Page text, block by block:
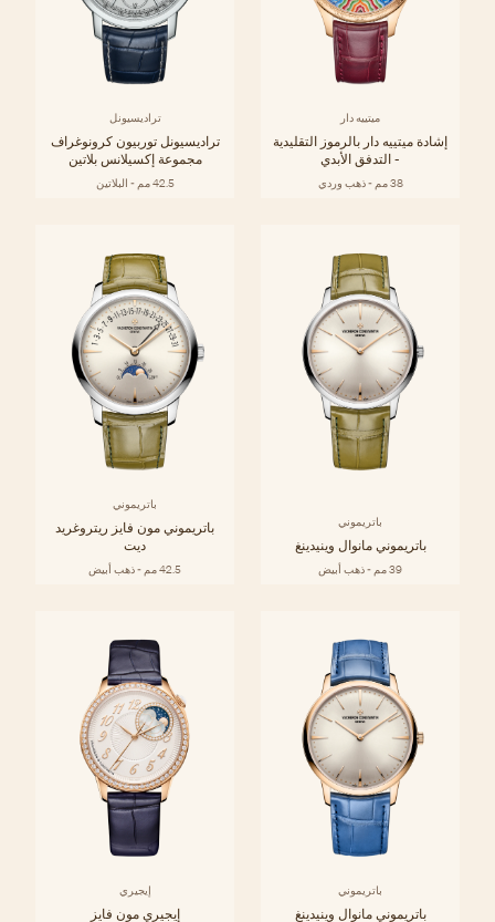
ميتييه دار
إشادة ميتييه دار بالرموز التقليدية
- التدفق الأبدي
38 مم - ذهب وردي
تراديسيونل
تراديسيونل توربيون كرونوغراف
مجموعة إكسيلانس بلاتين
42.5 مم - البلاتين
باتريموني
باتريموني مانوال وينيدينغ
39 مم - ذهب أبيض
باتريموني
باتريموني مون فايز ريتروغريد
ديت
42.5 مم - ذهب أبيض
باتريموني
باتريموني مانوال وينيدينغ
إيجيري
إيجيري مون فايز